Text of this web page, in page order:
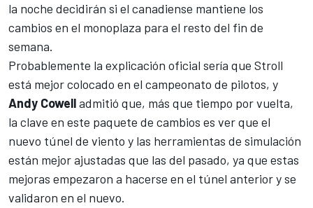
la noche decidirán si el canadiense mantiene los
cambios en el monoplaza para el resto del fin de
semana.
Probablemente la explicación oficial sería que Stroll
está mejor colocado en el campeonato de pilotos, y
Andy Cowelladmitió que, más que tiempo por vuelta,
la clave en este paquete de cambios es ver que el
nuevo túnel de viento y las herramientas de simulación
están mejor ajustadas que las del pasado, ya que estas
mejoras empezaron a hacerse en el túnel anterior y se
validaron en el nuevo.